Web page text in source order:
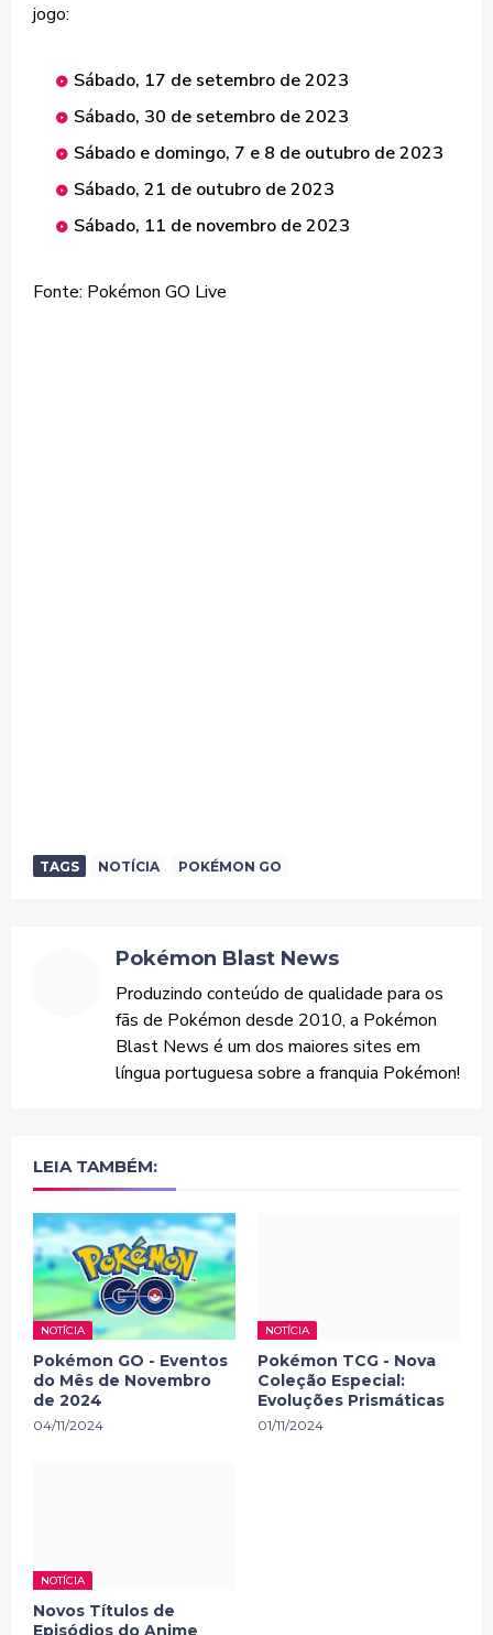
jogo:
Sábado, 17 de setembro de 2023
Sábado, 30 de setembro de 2023
Sábado e domingo, 7 e 8 de outubro de 2023
Sábado, 21 de outubro de 2023
Sábado, 11 de novembro de 2023
Fonte: Pokémon GO Live
TAGS NOTÍCIA POKÉMON GO
Pokémon Blast News
Produzindo conteúdo de qualidade para os
fãs de Pokémon desde 2010, a Pokémon
Blast News é um dos maiores sites em
língua portuguesa sobre a franquia Pokémon!
LEIA TAMBÉM:
NOTÍCIA
Pokémon GO - Eventos
do Mês de Novembro
de 2024
04/11/2024
NOTÍCIA
Pokémon TCG - Nova
Coleção Especial:
Evoluções Prismáticas
01/11/2024
NOTÍCIA
Novos Títulos de
Episódios do Anime